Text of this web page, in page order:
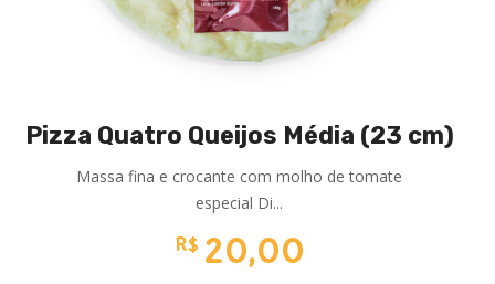
Pizza Quatro Queijos Média (23 cm)
Massa fina e crocante com molho de tomate
especial Di...
R$ 20,00